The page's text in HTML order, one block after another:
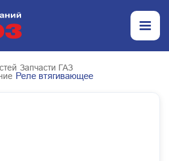
Запчасти ГАЗ
Реле втягивающее